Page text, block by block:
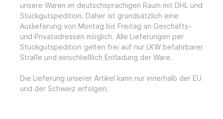
unsere Waren im deutschsprachigen Raum mit DHL und
Stückgutspedition. Daher ist grundsätzlich eine
Auslieferung von Montag bis Freitag an Geschäfts-
und Privatadressen möglich. Alle Lieferungen per
Stückgutspedition gelten frei auf nur LKW befahrbarer
Straße und einschließlich Entladung der Ware.
Die Lieferung unserer Artikel kann nur innerhalb der EU
und der Schweiz erfolgen.